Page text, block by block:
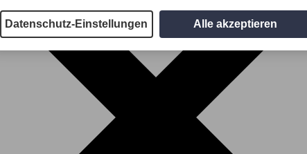
Datenschutz-Einstellungen Alle akzeptieren